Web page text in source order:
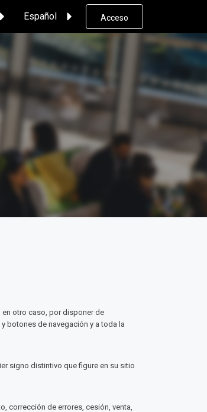
Español Acceso
en otro caso, por disponer de
botones de navegación y a toda la
signo distintivo que figure en su sitio
corrección de errores, cesión, venta,